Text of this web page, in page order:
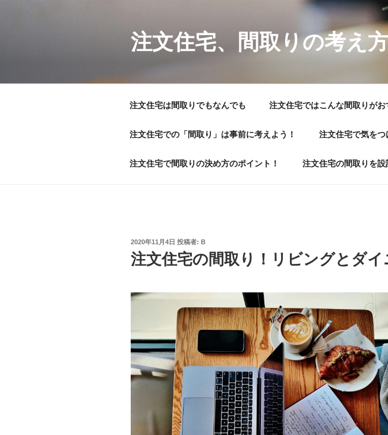
注文住宅、間取りの考え
注文住宅は間取りでもなんでも 注文住宅ではこんな間取りがお
注文住宅での「間取り」は事前に考えよう！ 注文住宅で気を
注文住宅で間取りの決め方のポイント！ 注文住宅の間取りを
投
稿
日:
2020年11月4日 投稿者: B
注文住宅の間取り！リビングとダ